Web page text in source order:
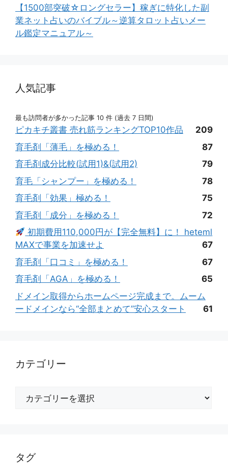
【1500部突破☆ロングセラー】稼ぎに特化した副
業ネット占いのバイブル～逆算タロット占いメー
ル鑑定マニュアル～
人気記事
最も訪問者が多かった記事 10 件 (過去 7 日間)
ピカキチ叢書 売れ筋ランキングTOP10作品
209
育毛剤「薄毛」を極める！
87
育毛剤成分比較(試用1)&(試用2)
79
育毛「シャンプー」を極める！
78
育毛剤「効果」極める！
75
育毛剤「成分」を極める！
72
初期費用110,000円が【完全無料】に！ heteml
MAXで事業を加速せよ
67
育毛剤「口コミ」を極める！
67
育毛剤「AGA」を極める！
65
ドメイン取得からホームページ完成まで。ムーム
ードメインなら“全部まとめて”安心スタート
61
カテゴリー
タグ